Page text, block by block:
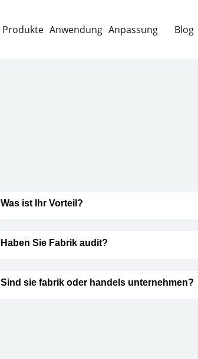
Produkte Anwendung Anpassung Blog
Was ist Ihr Vorteil?
Haben Sie Fabrik audit?
Sind sie fabrik oder handels unternehmen?